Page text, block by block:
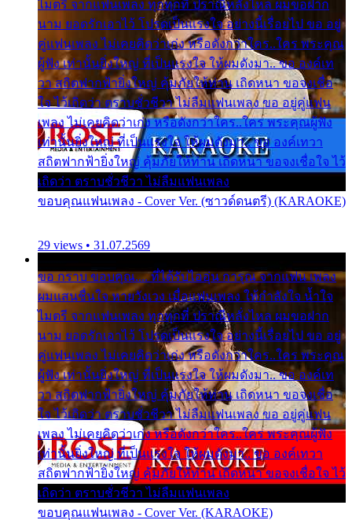
ไมตรี จากแฟนเพลง ทุกทุกที่ ปราณีหลั่งไหล ผมขอฝาก
นาม ยอดรักเอาไว้ โปรดเป็นแรงใจ อย่างนี้เรื่อยไป ขอ อยู่
คู่แฟนเพลง ไม่เคยคิดว่าเก่ง หรือดังกว่าใคร..ใคร พระคุณ
ผู้ฟัง เท่านั้นยิ่งใหญ่ ที่เป็นแรงใจ ให้ผมดังมา.. ขอ องค์เท
วา สถิตฟากฟ้ายิ่งใหญ่ คุ้มภัยให้ท่าน เถิดหนา ขอจงเชื่อ
ใจ ไว้เถิดว่า ตราบชั่วชีวา ไม่ลืมแฟนเพลง ขอ อยู่คู่แฟน
เพลง ไม่เคยคิดว่าเก่ง หรือดังกว่าใคร..ใคร พระคุณผู้ฟัง
เท่านั้นยิ่งใหญ่ ที่เป็นแรงใจ ให้ผมดังมา.. ขอ องค์เทวา
สถิตฟากฟ้ายิ่งใหญ่ คุ้มภัยให้ท่าน เถิดหนา ขอจงเชื่อใจ ไว้
เถิดว่า ตราบชั่วชีวา ไม่ลืมแฟนเพลง
ขอบคุณแฟนเพลง - Cover Ver. (ซาวด์ดนตรี) (KARAOKE)
29 views • 31.07.2569
ขอ กราบ ขอบคุณ.... ที่ได้รับไออุ่น การุณ จากแฟน เพลง
ผมแสนชื่นใจ หายวังเวง เมื่อแฟนเพลง ให้กำลังใจ น้ำใจ
ไมตรี จากแฟนเพลง ทุกทุกที่ ปราณีหลั่งไหล ผมขอฝาก
นาม ยอดรักเอาไว้ โปรดเป็นแรงใจ อย่างนี้เรื่อยไป ขอ อยู่
คู่แฟนเพลง ไม่เคยคิดว่าเก่ง หรือดังกว่าใคร..ใคร พระคุณ
ผู้ฟัง เท่านั้นยิ่งใหญ่ ที่เป็นแรงใจ ให้ผมดังมา.. ขอ องค์เท
วา สถิตฟากฟ้ายิ่งใหญ่ คุ้มภัยให้ท่าน เถิดหนา ขอจงเชื่อ
ใจ ไว้เถิดว่า ตราบชั่วชีวา ไม่ลืมแฟนเพลง ขอ อยู่คู่แฟน
เพลง ไม่เคยคิดว่าเก่ง หรือดังกว่าใคร..ใคร พระคุณผู้ฟัง
เท่านั้นยิ่งใหญ่ ที่เป็นแรงใจ ให้ผมดังมา.. ขอ องค์เทวา
สถิตฟากฟ้ายิ่งใหญ่ คุ้มภัยให้ท่าน เถิดหนา ขอจงเชื่อใจ ไว้
เถิดว่า ตราบชั่วชีวา ไม่ลืมแฟนเพลง
ขอบคุณแฟนเพลง - Cover Ver. (KARAOKE)